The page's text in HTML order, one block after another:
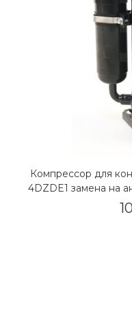
Компрессор для
4DZDE1 замена на